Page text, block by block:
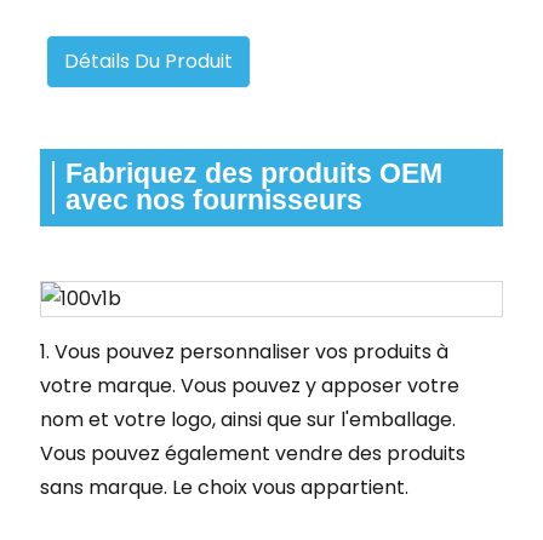
Détails Du Produit
Fabriquez des produits OEM
avec nos fournisseurs
1. Vous pouvez personnaliser vos produits à
votre marque. Vous pouvez y apposer votre
nom et votre logo, ainsi que sur l'emballage.
Vous pouvez également vendre des produits
sans marque. Le choix vous appartient.